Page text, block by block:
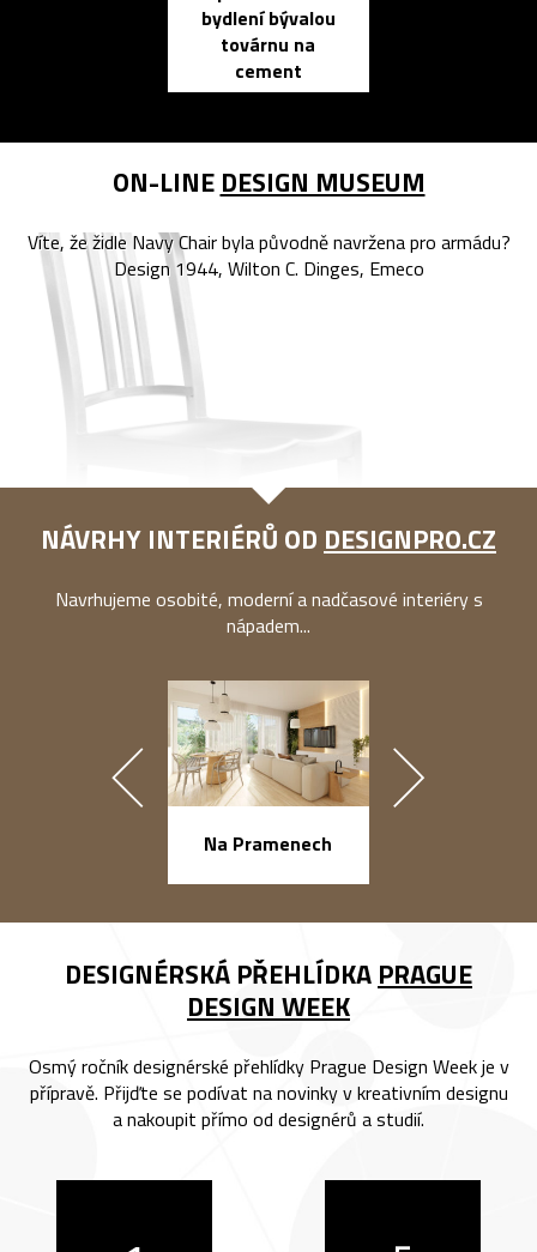
bydlení bývalou
továrnu na
cement
ON-LINE DESIGN MUSEUM
Víte, že židle Navy Chair byla původně navržena pro armádu?
Design 1944, Wilton C. Dinges, Emeco
NÁVRHY INTERIÉRŮ OD DESIGNPRO.CZ
Navrhujeme osobité, moderní a nadčasové interiéry s
nápadem...
Na Pramenech
DESIGNÉRSKÁ PŘEHLÍDKA PRAGUE
DESIGN WEEK
Osmý ročník designérské přehlídky Prague Design Week je v
přípravě. Přijďte se podívat na novinky v kreativním designu
a nakoupit přímo od designérů a studií.